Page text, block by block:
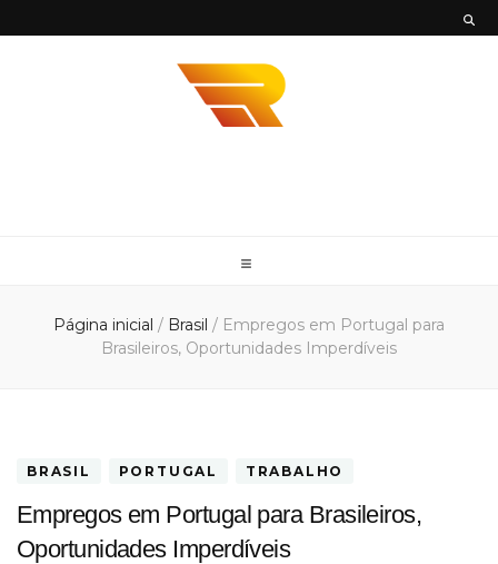
Envios
Rápidos
Página inicial / Brasil / Empregos em Portugal para
Brasileiros, Oportunidades Imperdíveis
BRASIL PORTUGAL TRABALHO
Empregos em Portugal para Brasileiros,
Oportunidades Imperdíveis